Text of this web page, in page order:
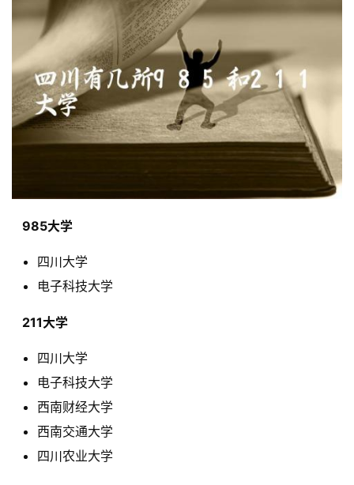
  985大学
四川大学
电子科技大学
  211大学
四川大学
电子科技大学
西南财经大学
西南交通大学
四川农业大学